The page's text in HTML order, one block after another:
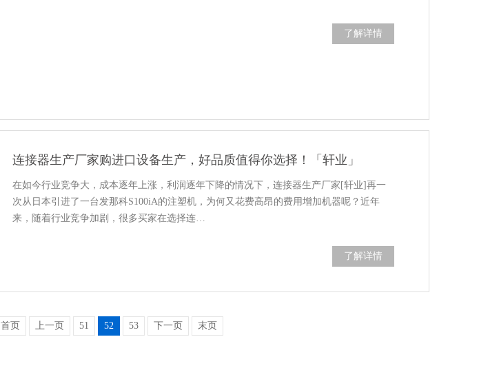
了解详情
连接器生产厂家购进口设备生产，好品质值得你选择！「轩业」
在如今行业竞争大，成本逐年上涨，利润逐年下降的情况下，连接器生产厂家[轩业]再一
次从日本引进了一台发那科S100iA的注塑机，为何又花费高昂的费用增加机器呢？近年
来，随着行业竞争加剧，很多买家在选择连…
了解详情
首页 上一页 51 52 53 下一页 末页